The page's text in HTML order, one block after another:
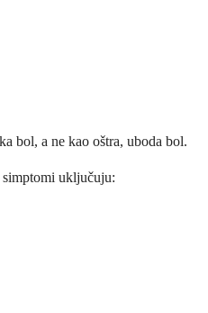
bol, a ne kao oštra, uboda bol.
uključuju: